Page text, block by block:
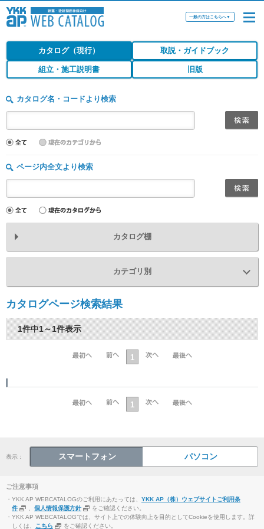
一般の方はこちらへ▼
カタログ（現行） 取説・ガイドブック
組立・施工説明書 旧版
カタログ名・コードより検索
ページ内全文より検索
カタログ棚
カテゴリ別
カタログページ検索結果
1件中1～1件表示
1
1
表示： スマートフォン パソコン
ご注意事項
・YKK AP WEBCATALOGのご利用にあたっては、 YKK AP（株）ウェブサイトご利用条
件
個人情報保護方針
をご確認ください。
・YKK AP WEBCATALOGでは、サイト上での体験向上を目的としてCookieを使用します。詳
しくは、 こちら をご確認ください。